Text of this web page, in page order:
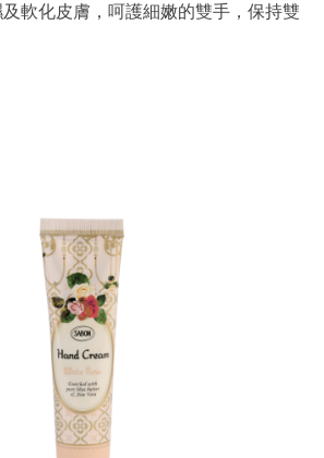
軟化皮膚，呵護細嫩的雙手，保持雙